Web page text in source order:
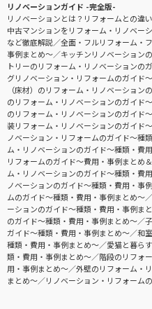
リノベーションガイド -完全版-
リノベーションとは？リフォームとの違
中古マンションをリフォーム・リノベー
など徹底解説
全面・フルリフォーム・
事例まとめ〜
キッチンリノベーション
トリーのリフォーム・リノベーションの
グリノベーション・リフォームのガイド
（床材）のリフォーム・リノベーショ
のリフォーム・リノベーションのガイド
のリフォーム・リノベーションのガイド
装リフォーム・リノベーションのガイド
ノベーション・リフォームのガイド〜種
ム・リノベーションのガイド〜種類・費
リフォームのガイド〜費用・事例まとめ
ム・リノベーションのガイド〜種類・費
ノベーションのガイド〜種類・費用・事
ムのガイド〜種類・費用・事例まとめ〜
ーションのガイド〜種類・費用・事例ま
のガイド〜種類・費用・事例まとめ〜
ガイド〜種類・費用・事例まとめ〜
和
種類・費用・事例まとめ〜
愛猫と暮ら
類・費用・事例まとめ〜
階段のリフォ
用・事例まとめ〜
外壁のリフォーム・
まとめ〜
リノベーション・リフォーム